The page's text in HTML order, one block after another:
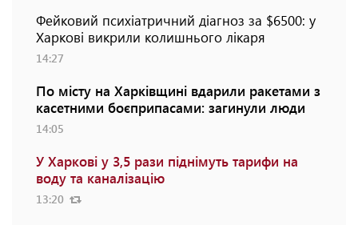
Фейковий психіатричний діагноз за $6500: у
Харкові викрили колишнього лікаря
14:27
По місту на Харківщині вдарили ракетами з
касетними боєприпасами: загинули люди
14:05
У Харкові у 3,5 рази піднімуть тарифи на
воду та каналізацію
13:20